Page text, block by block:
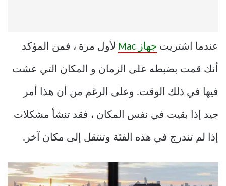
عندما اشتريت جهاز Mac لأول مرة ، فمن المؤكد
أنك قمت بضبطه على الزمان و المكان التي عشت
فيها في ذلك الوقت. وعلى الرغم من أن هذا أمر
جيد إذا بقيت في نفس المكان ، فقد تنشأ مشكلات
إذا لم تندرج في هذه الفئة وتنتقل إلى مكان آخر.